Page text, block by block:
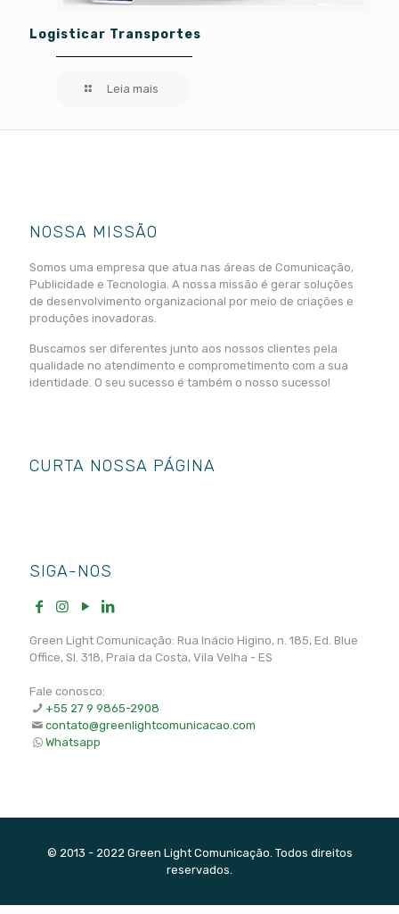
Logisticar Transportes
Leia mais
NOSSA MISSÃO
Somos uma empresa que atua nas áreas de Comunicação,
Publicidade e Tecnologia. A nossa missão é gerar soluções
de desenvolvimento organizacional por meio de criações e
produções inovadoras.
Buscamos ser diferentes junto aos nossos clientes pela
qualidade no atendimento e comprometimento com a sua
identidade. O seu sucesso é também o nosso sucesso!
CURTA NOSSA PÁGINA
SIGA-NOS
Green Light Comunicação: Rua Inácio Higino, n. 185, Ed. Blue
Office, Sl. 318, Praia da Costa, Vila Velha - ES
Fale conosco:
+55 27 9 9865-2908
contato@greenlightcomunicacao.com
Whatsapp
© 2013 - 2022 Green Light Comunicação. Todos direitos
reservados.